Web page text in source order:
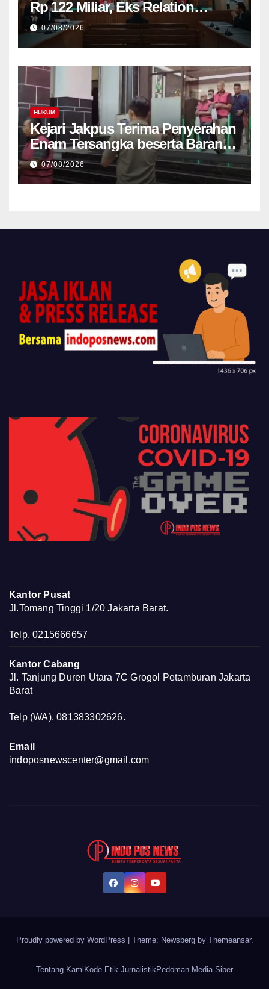
Rp 122 Miliar, Eks Relation
Manajer Bank di Tuntut 8 Tahun
Penjara
07/08/2026
HUKUM
Kejari Jakpus Terima Penyerahan
Enam Tersangka beserta Barang
Bukti Terkait Kasus Korupsi Tata
Kelola Pertamina
07/08/2026
Kantor Pusat
Jl.Tomang Tinggi 1/20 Jakarta Barat.
Telp. 0215666657
Kantor Cabang
Jl. Tanjung Duren Utara 7C Grogol Petamburan Jakarta
Barat
Telp (WA). 081383302626.
Email
indoposnewscenter@gmail.com
Proudly powered by WordPress Theme: Newsbergby Themeansar.
Tentang KamiKode Etik JurnalistikPedoman Media Siber